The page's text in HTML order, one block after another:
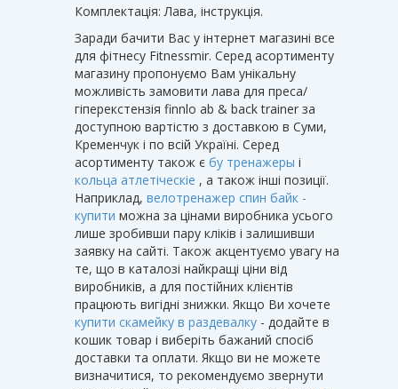
Комплектація: Лава, інструкція.
Заради бачити Вас у інтернет магазині все
для фітнесу Fitnessmir. Серед асортименту
магазину пропонуємо Вам унікальну
можливість замовити лава для преса/
гіперекстензія finnlo ab & back trainer за
доступною вартістю з доставкою в Суми,
Кременчук і по всій Україні. Серед
асортименту також є бу тренажеры і
кольца атлетіческіе , а також інші позиції.
Наприклад, велотренажер спин байк -
купити можна за цінами виробника усього
лише зробивши пару кліків і залишивши
заявку на сайті. Також акцентуємо увагу на
те, що в каталозі найкращі ціни від
виробників, а для постійних клієнтів
працюють вигідні знижки. Якщо Ви хочете
купити скамейку в раздевалку - додайте в
кошик товар і виберіть бажаний спосіб
доставки та оплати. Якщо ви не можете
визначитися, то рекомендуємо звернути